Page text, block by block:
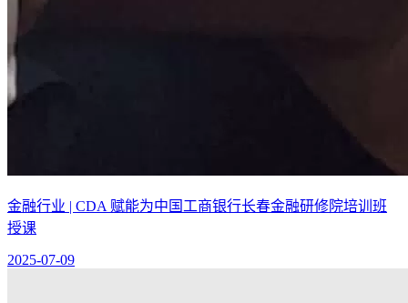
金融行业 | CDA 赋能为中国工商银行长春金融研修院培训班
授课
2025-07-09